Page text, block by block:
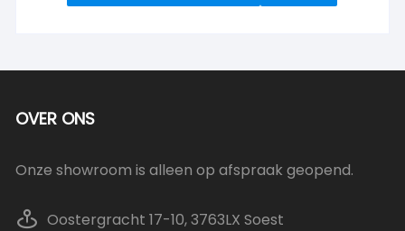
OVER ONS
Onze showroom is alleen op afspraak geopend.
Oostergracht 17-10, 3763LX Soest